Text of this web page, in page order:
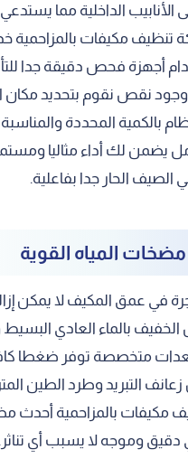
الداخلية مما
تنظيف مكيفات
أجهزة فحص دقيقة جدا
وجود نقص نقوم بتحديد مكان
بالكمية المحددة
يضمن لك أداء مثاليا
الصيف الحار جدا بفاعلية.
المياه القوية
في عمق المكيف لا يمكن
الخفيف بالماء العادي
متخصصة توفر ضغطا
زعانف التبريد وطرد الطين
مكيفات بالمزاحمية أحدث
دقيق وموجه لا يسبب أي تناثر.